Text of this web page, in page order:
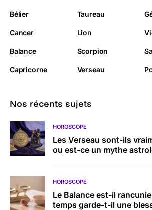
Bélier Taureau
Cancer Lion
Balance Scorpion
Capricorne Verseau
Nos récents sujets
HOROSCOPE
Les Verseau sont-ils
ou est-ce un mythe
HOROSCOPE
Le Balance est-il
temps garde-t-il une